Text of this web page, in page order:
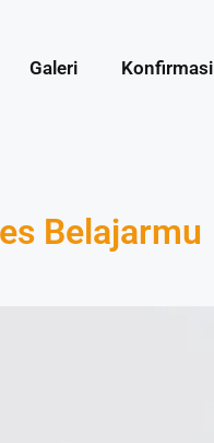
Galeri Konfirmasi
Belajarmu